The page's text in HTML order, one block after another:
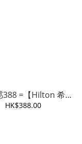
=【Hilton 希...
HK$388.00